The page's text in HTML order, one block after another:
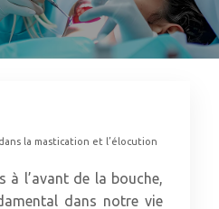
la mastication et l’élocution
à l’avant de la bouche,
dans notre vie